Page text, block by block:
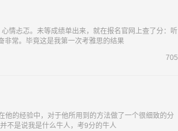
情忐忑。未等成绩单出来，就在报名官网上查了分：听
非常。毕竟这是我第一次考雅思的结果
705
的经验中，对于他所用到的方法做了一个很细致的分
不是说我是什么牛人，考9分的牛人